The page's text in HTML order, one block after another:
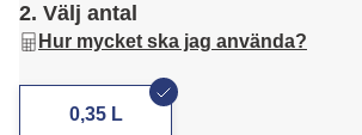
2. Välj antal
Hur mycket ska jag använda?
0,35 L